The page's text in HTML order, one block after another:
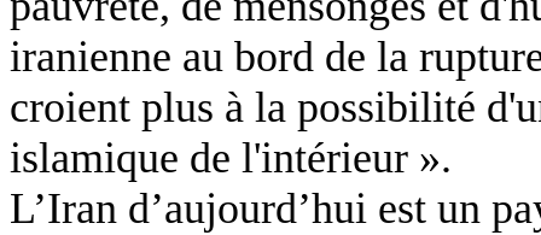
iranienne au bord de la
croient plus à la possibilité
islamique de l'intérieur ».
L’Iran d’aujourd’hui est un